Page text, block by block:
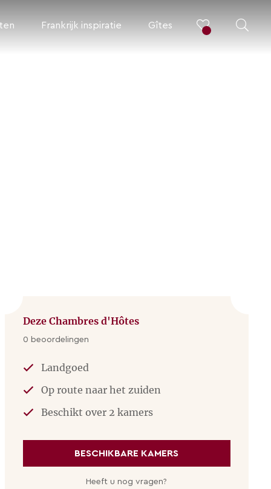
Frankrijk inspiratie Gîtes
Deze Chambres d'Hôtes
0 beoordelingen
Landgoed
Op route naar het zuiden
Beschikt over 2 kamers
BESCHIKBARE KAMERS
Heeft u nog vragen?